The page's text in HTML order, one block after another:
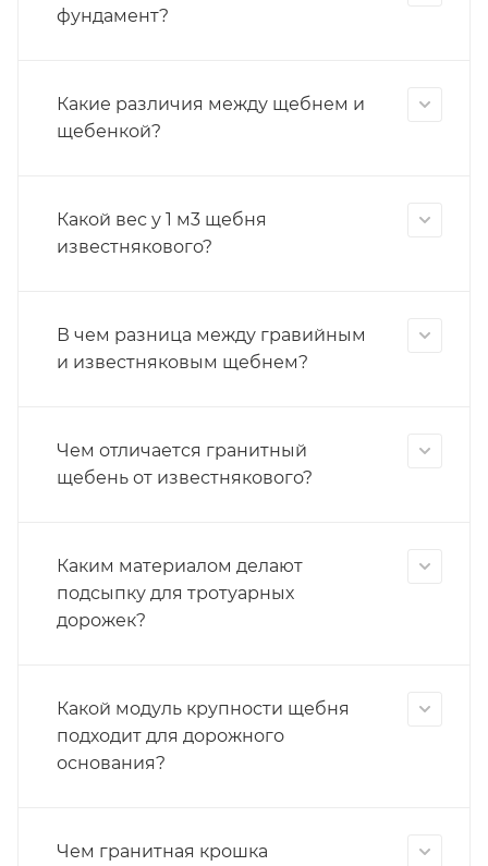
фундамент?
Какие различия между щебнем и
щебенкой?
Какой вес у 1 м3 щебня
известнякового?
В чем разница между гравийным
и известняковым щебнем?
Чем отличается гранитный
щебень от известнякового?
Каким материалом делают
подсыпку для тротуарных
дорожек?
Какой модуль крупности щебня
подходит для дорожного
основания?
Чем гранитная крошка